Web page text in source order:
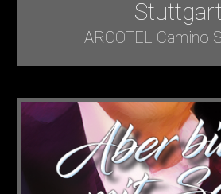
Stuttgart
ARCOTEL Camino